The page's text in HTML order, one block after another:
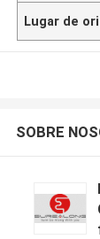
Lugar de
SOBRE